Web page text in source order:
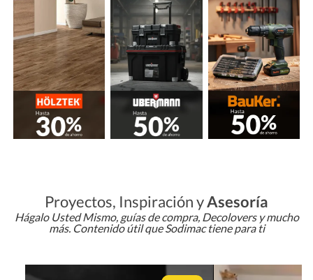
Proyectos, Inspiración yAsesoría
Hágalo Usted Mismo, guías de compra, Decolovers y mucho
más. Contenido útil que Sodimac tiene para ti